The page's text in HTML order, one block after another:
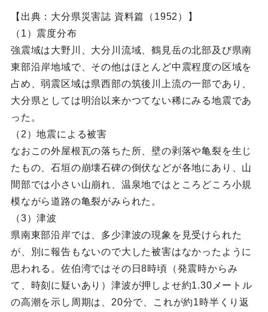
【出典：大分県災害誌 資料篇（1952）】
（1）震度分布
強震域は大野川、大分川流域、鶴見岳の北部及び県南
東部沿岸地域で、その他はほとんど中震程度の区域を
占め、弱震区域は県西部の筑後川上流の一部であり、
大分県としては明治以来かつてない稀にみる地震であ
った。
（2）地震による被害
なおこの外屋根瓦の落ちた所、壁の剥落や亀裂を生じ
たもの、石垣の崩壊石碑の倒伏などが各地にあり、山
間部では小さい山崩れ、温泉地ではところどころ小規
模ながら道路の亀裂がみられた。
（3）津波
県南東部沿岸では、多少津波の現象を見受けられた
が、別に報告もないので大した被害はなかったように
思われる。佐伯湾ではその日8時頃（発震時からみ
て、時刻に疑いあり）津波が押しよせ約1.30メートル
の高潮を示し周期は、20分で、これが約1時半くり返